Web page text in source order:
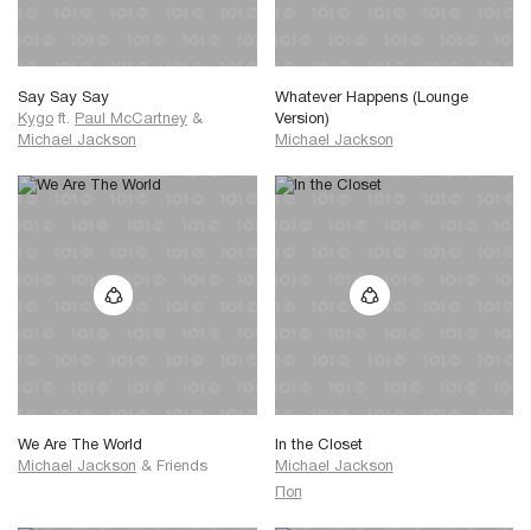
Say Say Say
Kygo ft. Paul McCartney &
Michael Jackson
Whatever Happens (Lounge
Version)
Michael Jackson
We Are The World
Michael Jackson & Friends
In the Closet
Michael Jackson
Поп